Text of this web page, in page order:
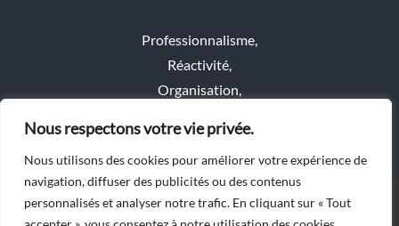
Nous respectons votre vie privée.
Nous utilisons des cookies pour améliorer votre expérience de
navigation, diffuser des publicités ou des contenus
personnalisés et analyser notre trafic. En cliquant sur « Tout
Professionnalisme,
Réactivité,
Organisation,
Bienveillance.
Mentions légales et confidentialité
Déménagements Guillerme